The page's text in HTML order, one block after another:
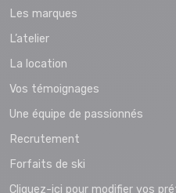
Les marques
L’atelier
La location
Vos témoignages
Une équipe de passionnés
Recrutement
Forfaits de ski
Cliquez-ici pour modifier vos